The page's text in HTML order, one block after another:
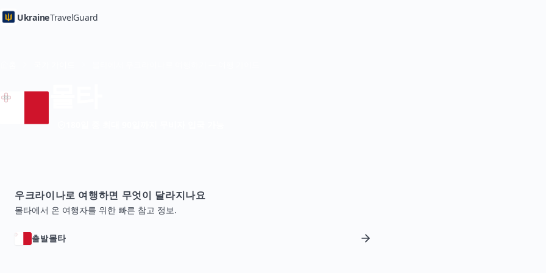
UkraineTravelGuard
우크라이나로 여행하면 무엇이 달라지나요
몰타에서 온 여행자를 위한 빠른 참고 정보.
출발몰타